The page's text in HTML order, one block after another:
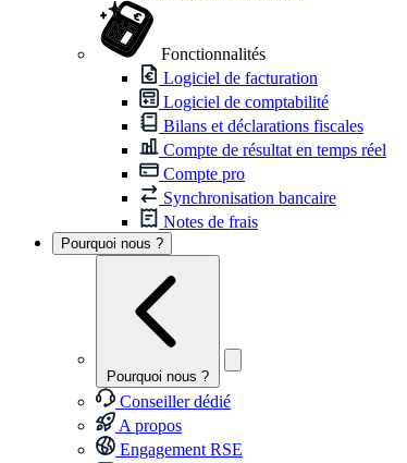
Fonctionnalités
Logiciel de facturation
Logiciel de comptabilité
Bilans et déclarations fiscales
Compte de résultat en temps réel
Compte pro
Synchronisation bancaire
Notes de frais
Pourquoi nous ?
Pourquoi nous ?
Conseiller dédié
A propos
Engagement RSE